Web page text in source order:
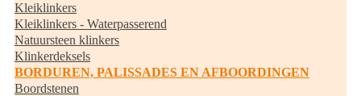
Kleiklinkers
Kleiklinkers - Waterpasserend
Natuursteen klinkers
Klinkerdeksels
BORDUREN, PALISSADES EN AFBOORDINGEN
Boordstenen